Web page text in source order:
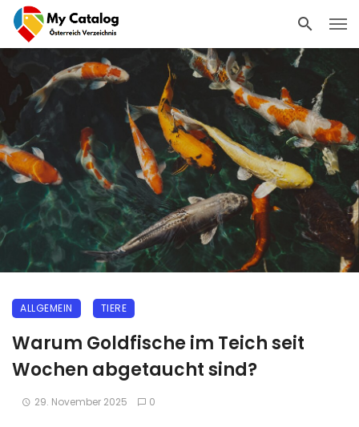
ALLGEMEIN TIERE
Warum Goldfische im Teich seit
Wochen abgetaucht sind?
29. November 2025 0